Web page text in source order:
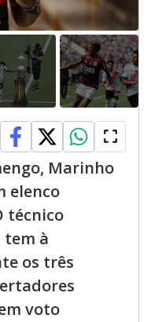
Marinho
elenco
técnico
tem à
os três
voto